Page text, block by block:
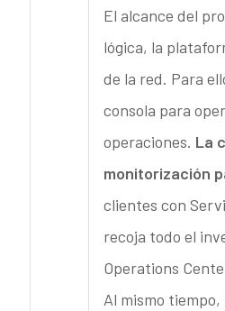
El alcance del
lógica, la
de la red. Para
consola para
operaciones. La
monitorización
clientes con
recoja todo el
Operations
Al mismo tiempo,